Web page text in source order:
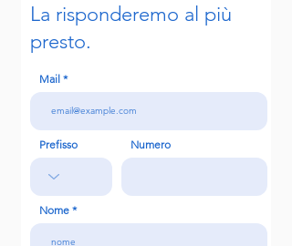
La risponderemo al più
presto.
Mail
Prefisso Numero
Nome